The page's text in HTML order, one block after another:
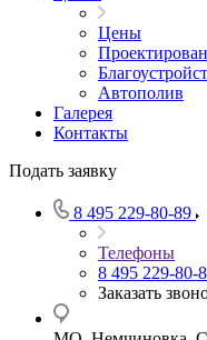
Цены
Автополив
Галерея
Контакты
Подать заявку
8 495 229-80-89
Телефоны
8 495 229-80-
Заказать